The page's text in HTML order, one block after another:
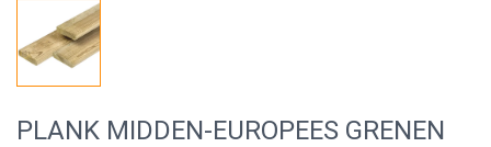
PLANK MIDDEN-EUROPEES GRENEN